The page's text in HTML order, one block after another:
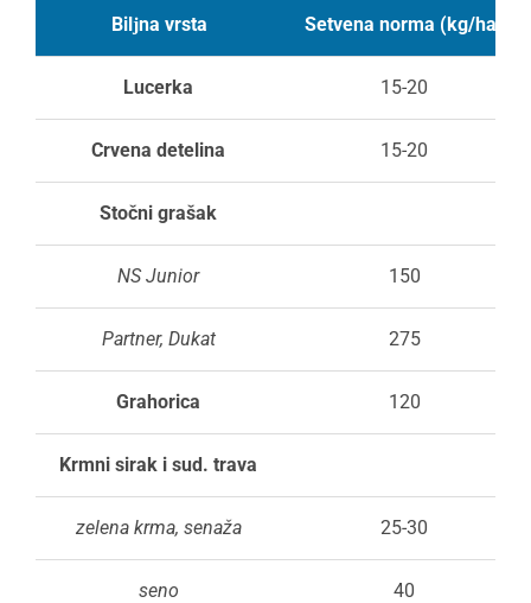
Bilјna vrsta Setvena norma (kg/ha)
Lucerka 15-20
Crvena detelina 15-20
Stočni grašak
NS Junior 150
Partner, Dukat 275
Grahorica 120
Krmni sirak i sud. trava
zelena krma, senaža 25-30
seno 40